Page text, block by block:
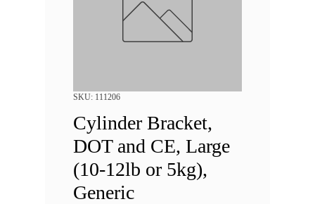
SKU: 111206
Cylinder Bracket,
DOT and CE, Large
(10-12lb or 5kg),
Generic